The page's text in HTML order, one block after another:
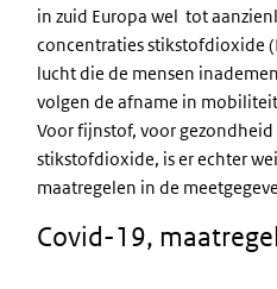
in zuid Europa wel tot
concentraties stikstofdioxide
lucht die de mensen
volgen de afname in
Voor fijnstof, voor
stikstofdioxide, is er echter
maatregelen in de
Covid-19,